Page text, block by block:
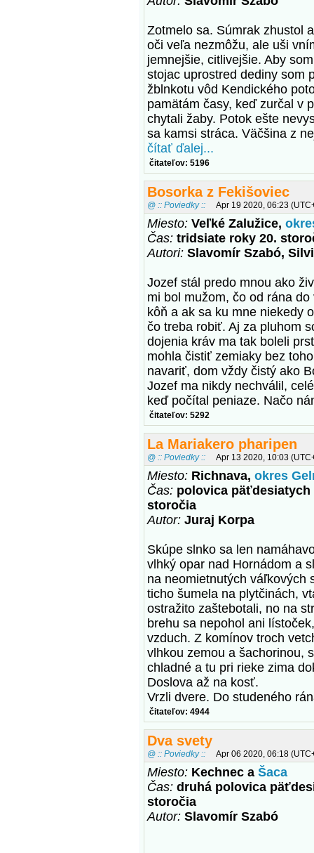
Zotmelo sa. Súmrak zhustol
oči veľa nezmôžu, ale uši
jemnejšie, citlivejšie. Aby
stojac uprostred dediny som
žblnkotu vôd Kendického
pamätám časy, keď zurčal v
chytali žaby. Potok ešte
sa kamsi stráca. Väčšina z
čítať ďalej...
čitateľov: 5196
Bosorka z Fekišoviec
@ :: Poviedky :: Apr 19 2020, 06:23
Miesto: Veľké Zalužice,
Čas: tridsiate roky 20.
Autori: Slavomír Szabó,
Jozef stál predo mnou ako
mi bol mužom, čo od rána
kôň a ak sa ku mne niekedy
čo treba robiť. Aj za pluhom
dojenia kráv ma tak boleli
mohla čistiť zemiaky bez
navariť, dom vždy čistý ako
Jozef ma nikdy nechválil,
keď počítal peniaze. Načo
čitateľov: 5292
La Mariakero pharipen
@ :: Poviedky :: Apr 13 2020, 10:03
Miesto: Richnava, okres
Čas: polovica päťdesiatych
storočia
Autor: Juraj Korpa
Skúpe slnko sa len
vlhký opar nad Hornádom a
na neomietnutých váľkových
ticho šumela na plytčinách,
ostražito zaštebotali, no na
brehu sa nepohol ani
vzduch. Z komínov troch
vlhkou zemou a šachorinou,
chladné a tu pri rieke zima
Doslova až na kosť.
Vrzli dvere. Do studeného
čitateľov: 4944
Dva svety
@ :: Poviedky :: Apr 06 2020, 06:18
Miesto: Kechnec a Šaca
Čas: druhá polovica
storočia
Autor: Slavomír Szabó